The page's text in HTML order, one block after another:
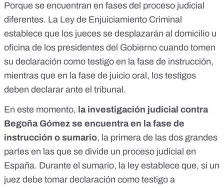
Porque se encuentran en fases del proceso judicial
diferentes. La Ley de Enjuiciamiento Criminal
establece que los jueces se desplazarán al domicilio u
oficina de los presidentes del Gobierno cuando tomen
su declaración como testigo en la fase de instrucción,
mientras que en la fase de juicio oral, los testigos
deben declarar ante el tribunal .
En este momento, la investigación judicial contra
Begoña Gómez se encuentra en la fase de
instrucción o sumario, la primera de las dos grandes
partes en las que se divide un proceso judicial en
España. Durante el sumario, la ley establece que, si un
juez debe tomar declaración como testigo a